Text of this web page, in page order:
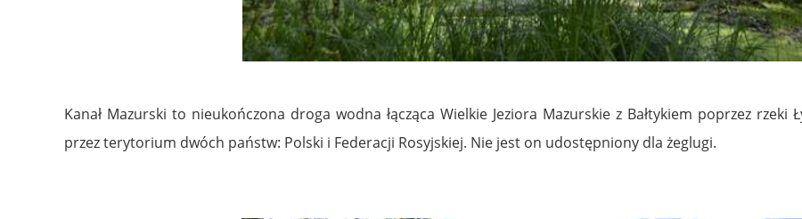
Kanał Mazurski to nieukończona droga wodna łącząca Wielkie Jeziora Mazurskie z Bałtykiem poprzez rzeki
przez terytorium dwóch państw: Polski i Federacji Rosyjskiej. Nie jest on udostępniony dla żeglugi.